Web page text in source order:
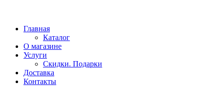
Главная
Каталог
О магазине
Услуги
Скидки. Подарки
Доставка
Контакты